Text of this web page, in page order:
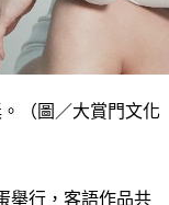
（圖／大賞門文化
舉行，客語作品共